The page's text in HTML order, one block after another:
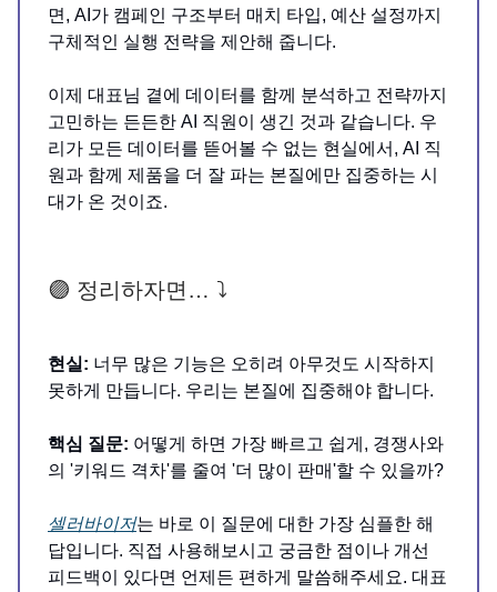
면, AI가 캠페인 구조부터 매치 타입, 예산 설정까지
구체적인 실행 전략을 제안해 줍니다.
이제 대표님 곁에 데이터를 함께 분석하고 전략까지
고민하는 든든한 AI 직원이 생긴 것과 같습니다. 우
리가 모든 데이터를 뜯어볼 수 없는 현실에서, AI 직
원과 함께 제품을 더 잘 파는 본질에만 집중하는 시
대가 온 것이죠.
🟣 정리하자면… ⤵️
현실: 너무 많은 기능은 오히려 아무것도 시작하지
못하게 만듭니다. 우리는 본질에 집중해야 합니다.
핵심 질문: 어떻게 하면 가장 빠르고 쉽게, 경쟁사와
의 '키워드 격차'를 줄여 '더 많이 판매'할 수 있을까?
셀러바이저는 바로 이 질문에 대한 가장 심플한 해
답입니다. 직접 사용해보시고 궁금한 점이나 개선
피드백이 있다면 언제든 편하게 말씀해주세요. 대표